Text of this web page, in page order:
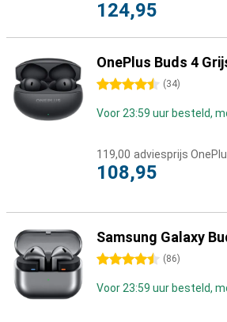
124,95
OnePlus Buds 4
4.5 sterren (34)
Voor 23:59 uur besteld,
119,00 adviesprijs
108,95
Samsung Galaxy
4.5 sterren (86)
Voor 23:59 uur besteld,